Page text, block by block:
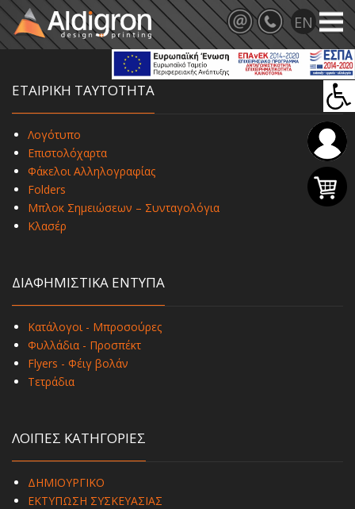
ΕΤΑΙΡΙΚΗ ΤΑΥΤΟΤΗΤΑ
Λογότυπο
Επιστολόχαρτα
Φάκελοι Αλληλογραφίας
Folders
Μπλοκ Σημειώσεων – Συνταγολόγια
Κλασέρ
ΔΙΑΦΗΜΙΣΤΙΚΑ ΕΝΤΥΠΑ
Κατάλογοι - Μπροσούρες
Φυλλάδια - Προσπέκτ
Flyers - Φέιγ βολάν
Τετράδια
ΛΟΙΠΕΣ ΚΑΤΗΓΟΡΙΕΣ
ΔΗΜΙΟΥΡΓΙΚΟ
ΕΚΤΥΠΩΣΗ ΣΥΣΚΕΥΑΣΙΑΣ